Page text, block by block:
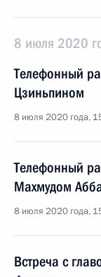
8 июля 2020
Телефонный
Цзиньпином
8 июля 2020 года,
Телефонный
Махмудом
8 июля 2020 года,
Встреча с